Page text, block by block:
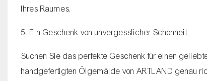
Ihres Raumes.
5. Ein Geschenk von unvergesslicher Schönheit
Suchen Sie das perfekte Geschenk für einen
handgefertigten Ölgemälde von ARTLAND genau